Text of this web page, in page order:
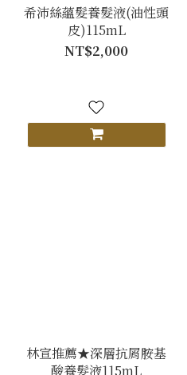
希沛絲蘊髮養髮液(油性頭
皮)115mL
NT$2,000
林宣推薦★深層抗屑胺基
酸養髮液115mL